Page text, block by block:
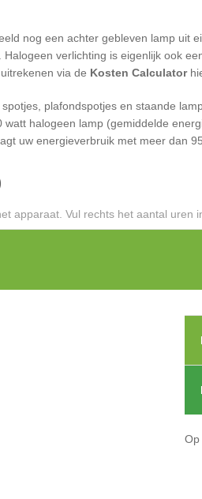
nog een achter gebleven lamp
verlichting is eigenlijk ook
via de Kosten Calculator
plafondspotjes en staande
halogeen lamp (gemiddelde
uw energieverbruik met meer dan
apparaat. Vul rechts het aantal
Op